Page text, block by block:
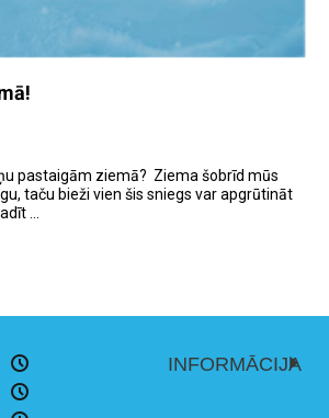
pastaigām ziemā? Ziema šobrīd mūs
taču bieži vien šis sniegs var apgrūtināt
...
INFORMĀCIJA